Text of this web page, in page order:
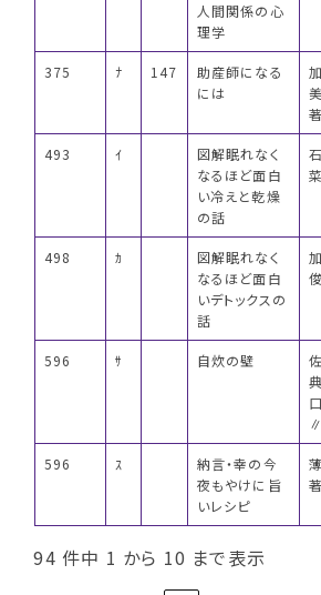
人間関係の心
理学
375 ﾅ 147
助産師になる
には
著
493 ｲ
図解眠れなく
なるほど面白
い冷えと乾燥
の話
498 ｶ
図解眠れなく
なるほど面白
いデトックスの
話
596 ｻ 自炊の壁
596 ｽ
納言・幸の今
夜もやけに旨
いレシピ
著
94 件中 1 から 10 まで表示